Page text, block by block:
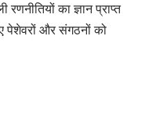
का ज्ञान प्राप्त
पेशेवरों और संगठनों को